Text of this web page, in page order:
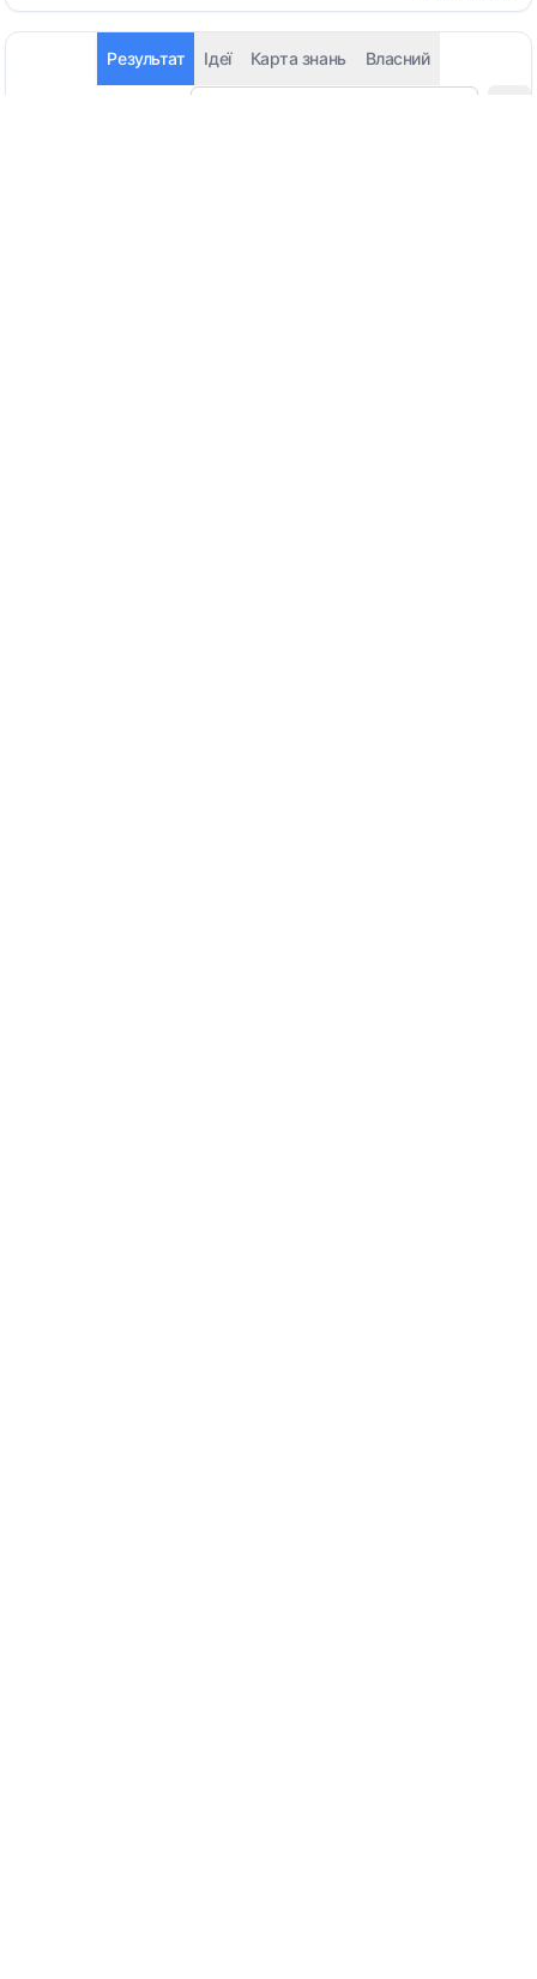
Результат Ідеї Карта знань Власний